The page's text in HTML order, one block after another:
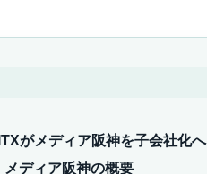
ITXがメディア阪神を子会社化へ
メディア阪神の概要